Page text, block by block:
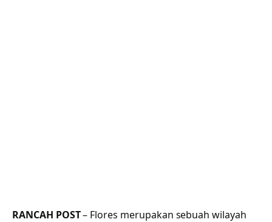
RANCAH POST– Flores merupakan sebuah wilayah